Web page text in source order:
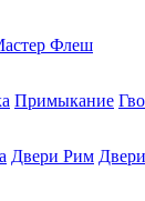
Флеш
Примыкание
Двери Рим